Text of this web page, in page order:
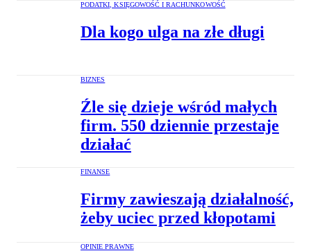
PODATKI, KSIĘGOWOŚĆ I RACHUNKOWOŚĆ
Dla kogo ulga na złe długi
BIZNES
Źle się dzieje wśród małych
firm. 550 dziennie przestaje
działać
FINANSE
Firmy zawieszają działalność,
żeby uciec przed kłopotami
OPINIE PRAWNE